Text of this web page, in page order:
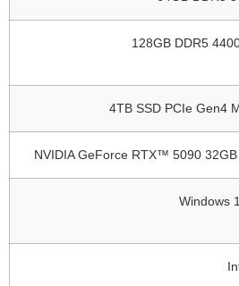
4TB SSD PCIe Gen4
NVIDIA GeForce RTX™ 5090 32GB
Windows